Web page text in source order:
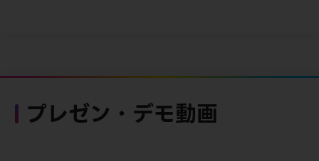
プレゼン・デモ動画